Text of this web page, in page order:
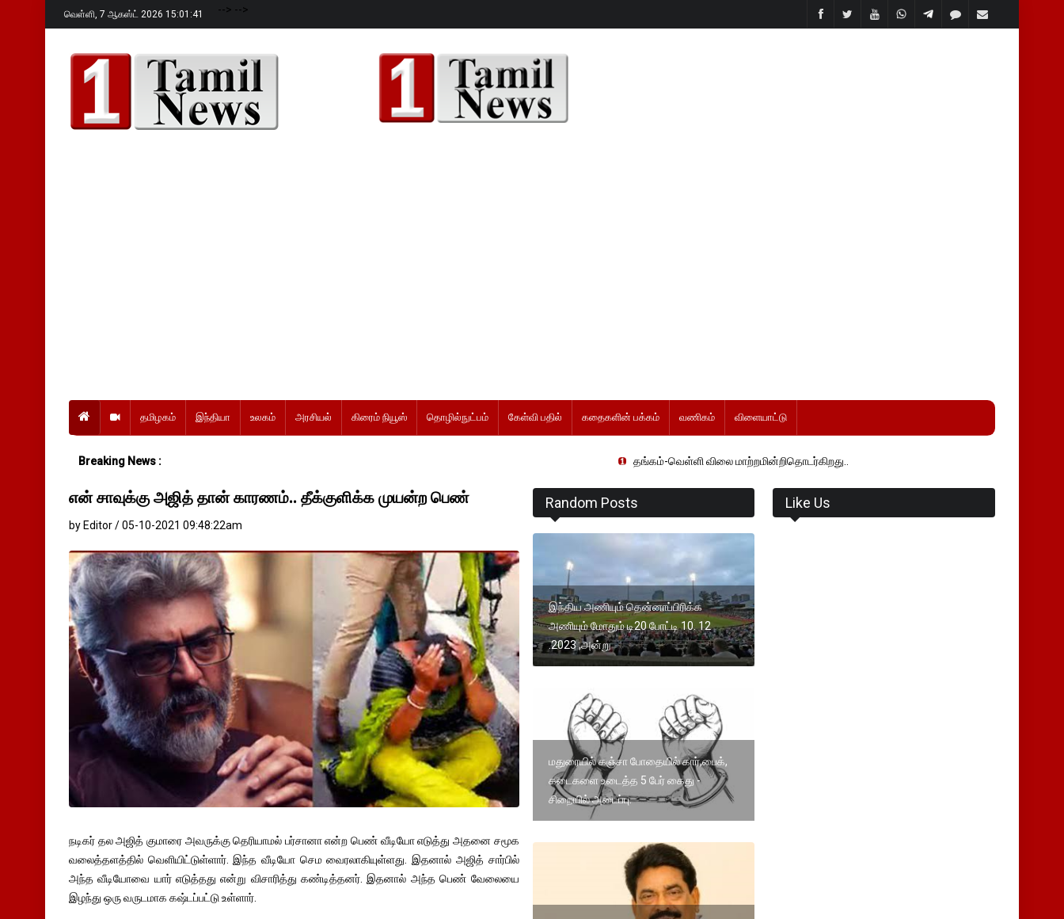
வெள்ளி, 7 ஆகஸ்ட் 2026 15:01:42 --> -->
தமிழகம் இந்தியா உலகம் அரசியல் கிரைம் நியூஸ் தொழில்நுட்பம் கேள்வி பதில் கதைகளின் பக்கம் வணிகம் விளையாட்டு
Breaking News : தங்கம்-வெள்ளி விலை மாற்றமின்றிதொடர்கிறது..
என் சாவுக்கு அஜித் தான் காரணம்.. தீக்குளிக்க முயன்ற பெண்
by Editor / 05-10-2021 09:48:22am
நடிகர் தல அஜித் குமாரை அவருக்கு தெரியாமல் பர்சானா என்ற பெண் வீடியோ எடுத்து அதனை சமூக
வலைத்தளத்தில் வெளியிட்டுள்ளார். இந்த வீடியோ செம வைரலாகியுள்ளது. இதனால் அஜித் சார்பில்
அந்த வீடியோவை யார் எடுத்தது என்று விசாரித்து கண்டித்தனர். இதனால் அந்த பெண் வேலையை
இழந்து ஒரு வருடமாக கஷ்டப்பட்டு உள்ளார்.
Random Posts
இந்திய அணியும் தென்னாப்பிரிக்க
அணியும் மோதும் டி20 போட்டி 10. 12
.2023 ,அன்று
மதுரையில் கஞ்சா போதையில் கார்,பைக்,
கடைகளை உடைத்த 5 பேர் கைது -
சிறையில் அடைப்பு.
Like Us